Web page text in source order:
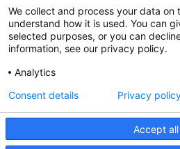
@CGTCatalunya
cgtcatalunya
We collect and process your data on
understand how it is used. You can
selected purposes, or you can
information, see our privacy policy.
Analytics
Accept all
Consent details Privacy